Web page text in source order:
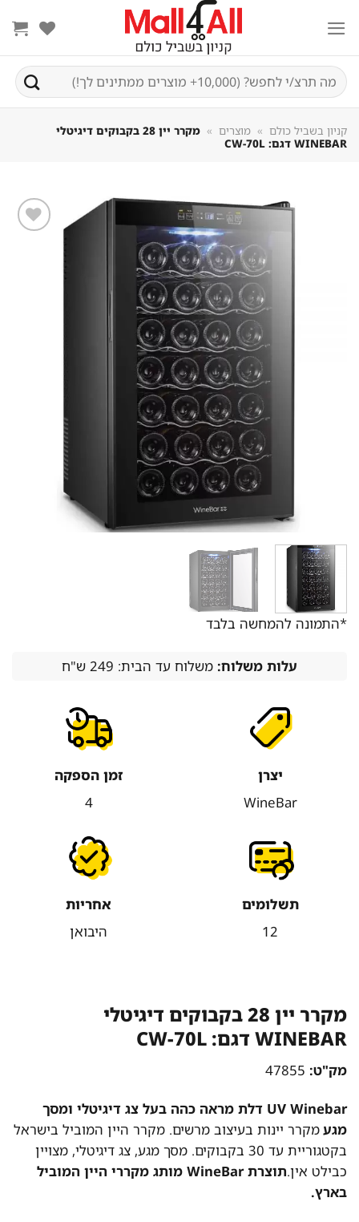
חיפוש
עבור:
קניון בשביל כולם מוצרים
מקרר יין 28 בקבוקים דיגיטלי
WINEBAR דגם: CW-70L
*התמונה להמחשה בלבד
עלות משלוח:משלוח עד הבית: 249 ש"ח
יצרן
WineBar
זמן הספקה
4
תשלומים
12
אחריות
היבואן
מקרר יין 28 בקבוקים דיגיטלי
WINEBAR דגם: CW-70L
מק"ט:47855
UV Winebar דלת מראה כהה בעל צג דיגיטלי ומסך
מגעמקרר יינות בעיצוב מרשים. מקרר היין המוביל בישראל
בקטגוריית עד 30 בקבוקים. מסך מגע, צג דיגיטלי, מצויין
כבילט אין.
תוצרת WineBar מותג מקררי היין המוביל
בארץ.